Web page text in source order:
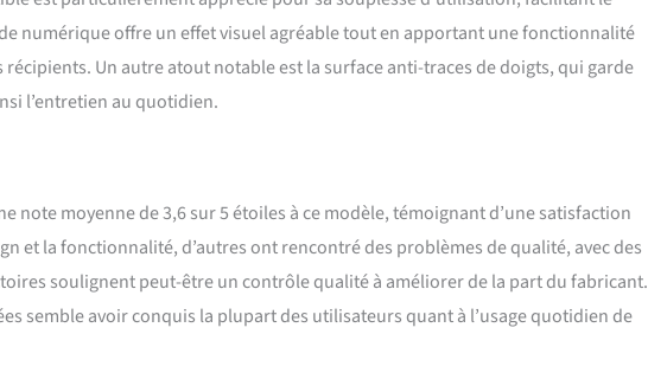
numérique offre un effet visuel agréable tout en apportant une fonctionnalité
Un autre atout notable est la surface anti-traces de doigts, qui garde
l’entretien au quotidien.
note moyenne de 3,6 sur 5 étoiles à ce modèle, témoignant d’une satisfaction
et la fonctionnalité, d’autres ont rencontré des problèmes de qualité, avec des
soulignent peut-être un contrôle qualité à améliorer de la part du fabricant.
semble avoir conquis la plupart des utilisateurs quant à l’usage quotidien de